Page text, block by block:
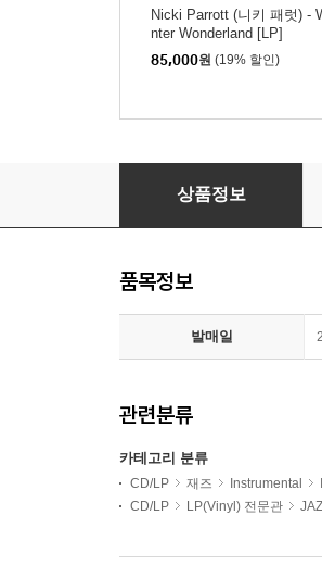
Nicki Parrott (니키 패럿) -
nter Wonderland [LP]
85,000원 (19% 할인)
Miles Davis (마일스 데
상품정보
품목정보
발매일
관련분류
카테고리 분류
CD/LP 재즈 Instrumental
CD/LP
LP(Vinyl) 전문관